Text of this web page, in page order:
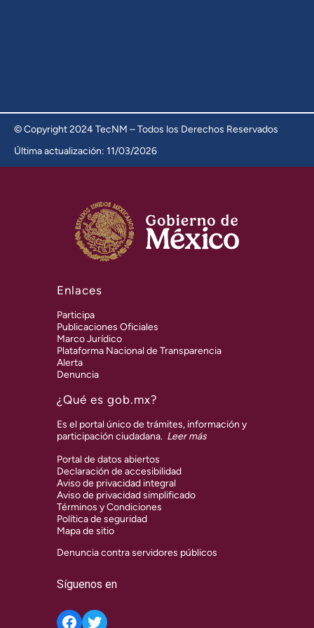
© Copyright 2024 TecNM – Todos los Derechos Reservados
Última actualización: 11/03/2026
Enlaces
Participa
Publicaciones Oficiales
Marco Jurídico
Plataforma Nacional de Transparencia
Alerta
Denuncia
¿Qué es gob.mx?
Es el portal único de trámites, información y
participación ciudadana. Leer más
Portal de datos abiertos
Declaración de accesibilidad
Aviso de privacidad integral
Aviso de privacidad simplificado
Términos y Condiciones
Política de seguridad
Mapa de sitio
Denuncia contra servidores públicos
Síguenos en
Twitter